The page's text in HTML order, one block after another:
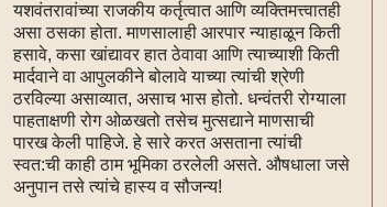
यशवंतरावांच्या राजकीय कर्तृत्वात आणि व्यक्तिमत्त्वातही
असा ठसका होता. माणसालाही आरपार न्याहाळून किती
हसावे, कसा खांद्यावर हात ठेवावा आणि त्याच्याशी किती
मार्दवाने वा आपुलकीने बोलावे याच्या त्यांची श्रेणी
ठरविल्या असाव्यात, असाच भास होतो. धन्वंतरी रोग्याला
पाहताक्षणी रोग ओळखतो तसेच मुत्सद्याने माणसाची
पारख केली पाहिजे. हे सारे करत असताना त्यांची
स्वत:ची काही ठाम भूमिका ठरलेली असते. औषधाला जसे
अनुपान तसे त्यांचे हास्य व सौजन्य!